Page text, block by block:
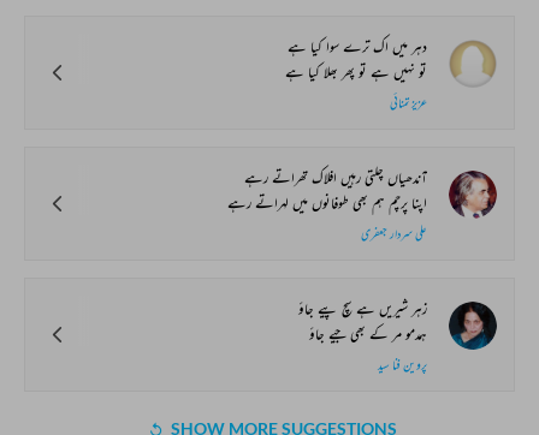
دہر میں اک ترے سوا کیا ہے
تو نہیں ہے تو پھر بھلا کیا ہے
عزیز تمنائی
آندھیاں چلتی رہیں افلاک تھراتے رہے
اپنا پرچم ہم بھی طوفانوں میں لہراتے رہے
علی سردار جعفری
زہر شیریں ہے سچ پیے جاؤ
ہمدمو مر کے بھی جیے جاؤ
پروین فنا سید
SHOW MORE SUGGESTIONS